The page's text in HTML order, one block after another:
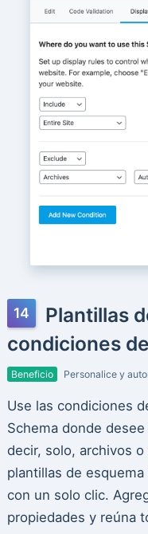
Plantillas
condiciones
Beneficio Personalice y
Use las condiciones
Schema donde
decir, solo, archivos
plantillas de
con un solo clic.
propiedades y reúna